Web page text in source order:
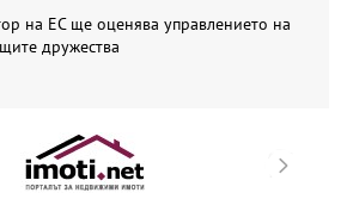
на ЕС ще оценява управлението на
дружества